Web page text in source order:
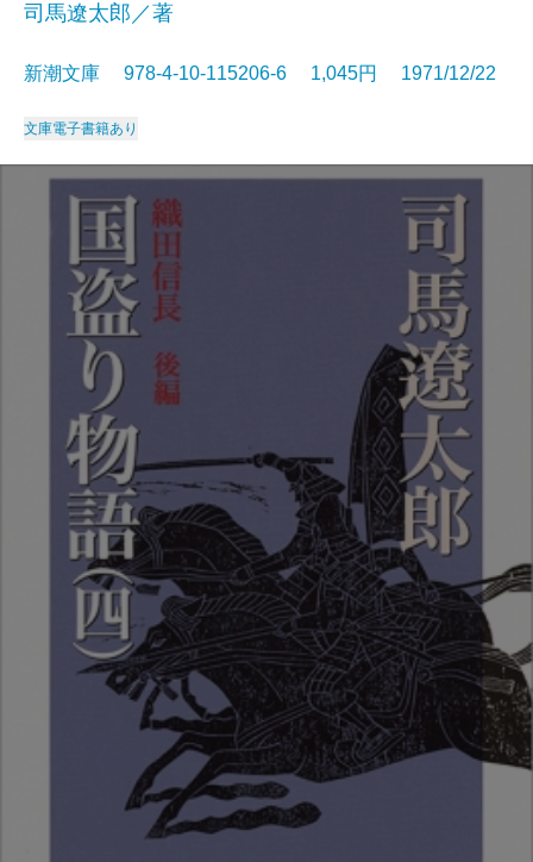
司馬遼太郎／著
新潮文庫 978-4-10-115206-6 1,045円 1971/12/22
文庫電子書籍あり